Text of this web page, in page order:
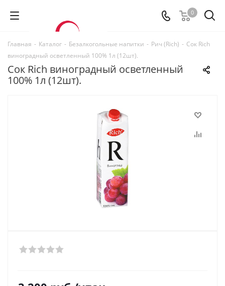
0
Главная - Каталог - Безалкогольные напитки - Рич (Rich) - Сок Rich
виноградный осветленный 100% 1л (12шт).
Сок Rich виноградный осветленный
100% 1л (12шт).